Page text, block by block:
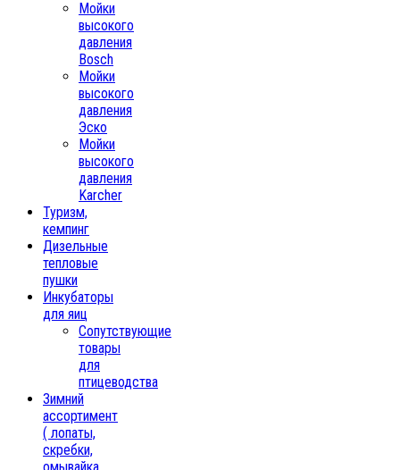
Мойки
высокого
давления
Bosch
Мойки
высокого
давления
Эско
Мойки
высокого
давления
Karcher
Туризм,
кемпинг
Дизельные
тепловые
пушки
Инкубаторы
для яиц
Сопутствующие
товары
для
птицеводства
Зимний
ассортимент
( лопаты,
скребки,